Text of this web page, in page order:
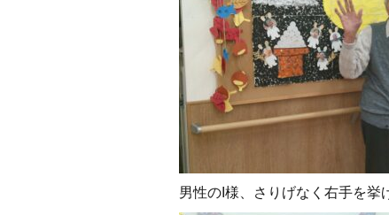
男性のI様、さりげなく右手を挙